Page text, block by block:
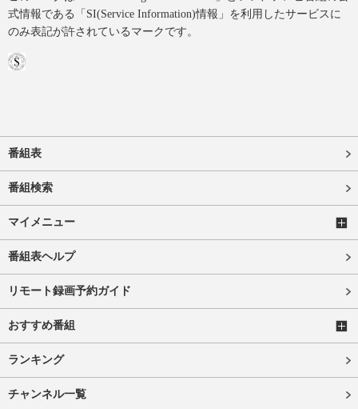
式情報である「SI(Service Information)情報」を利用したサービスに
のみ表記が許されているマークです。
番組表
番組検索
マイメニュー
番組表ヘルプ
リモート録画予約ガイド
おすすめ番組
ランキング
チャンネル一覧